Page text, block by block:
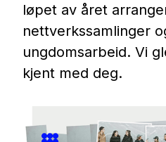
løpet av året
nettverkssamlinger
ungdomsarbeid. Vi
kjent med deg.